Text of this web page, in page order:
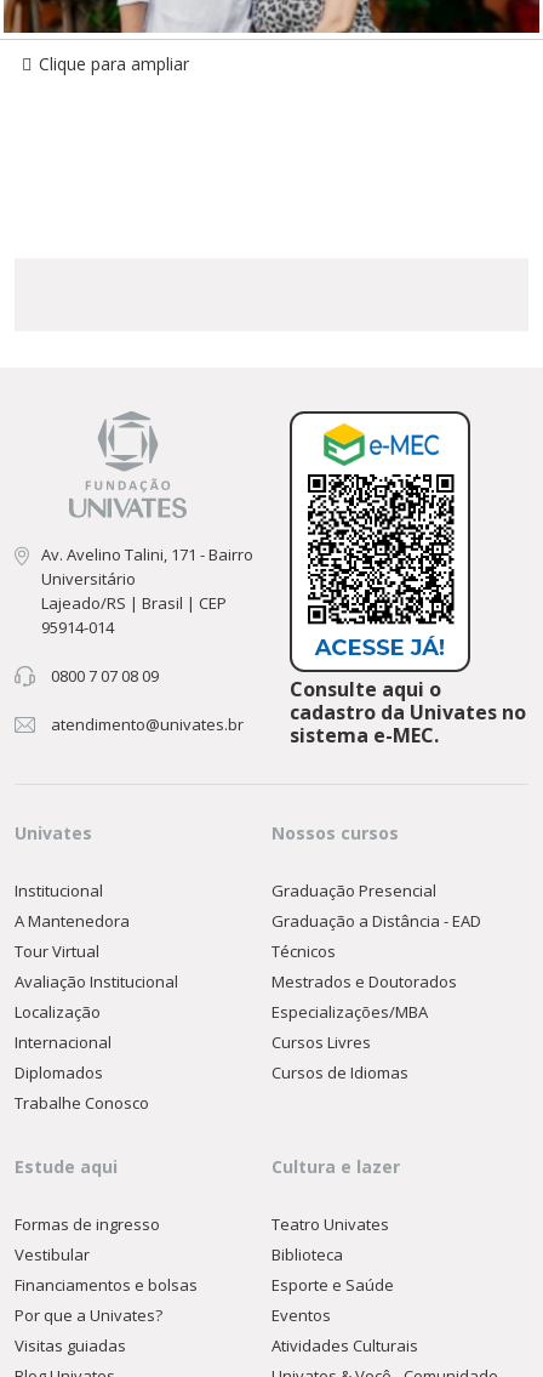
Clique para ampliar
Av. Avelino Talini, 171 - Bairro
Universitário
Lajeado/RS | Brasil | CEP
95914-014
0800 7 07 08 09
atendimento@univates.br
Consulte aqui o
cadastro da Univates no
sistema e-MEC.
Univates
Institucional
A Mantenedora
Tour Virtual
Avaliação Institucional
Localização
Internacional
Diplomados
Trabalhe Conosco
Nossos cursos
Graduação Presencial
Graduação a Distância - EAD
Técnicos
Mestrados e Doutorados
Especializações/MBA
Cursos Livres
Cursos de Idiomas
Estude aqui
Formas de ingresso
Vestibular
Financiamentos e bolsas
Por que a Univates?
Visitas guiadas
Cultura e lazer
Teatro Univates
Biblioteca
Esporte e Saúde
Eventos
Atividades Culturais